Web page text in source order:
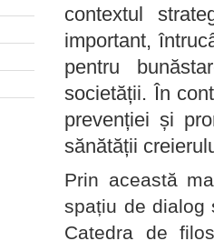
contextul
important,
pentru
societății. În
prevenției și
sănătății
Prin această
spațiu de dialog
Catedra de